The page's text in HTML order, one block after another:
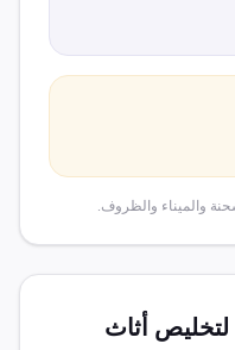
والميناء والظروف.
لتخليص أثاث